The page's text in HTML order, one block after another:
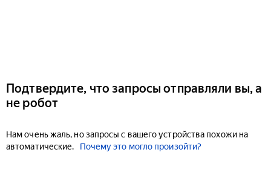
Подтвердите, что запросы отправляли вы, а
не робот
Нам очень жаль, но запросы с вашего устройства похожи на
автоматические.
Почему это могло произойти?